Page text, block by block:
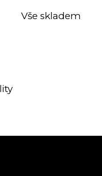
Vše skladem